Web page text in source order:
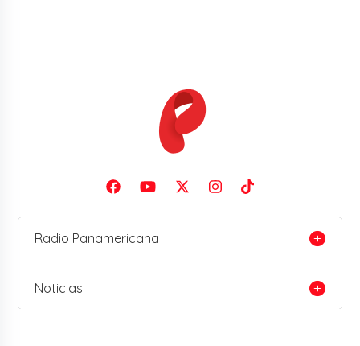
Radio Panamericana
Noticias